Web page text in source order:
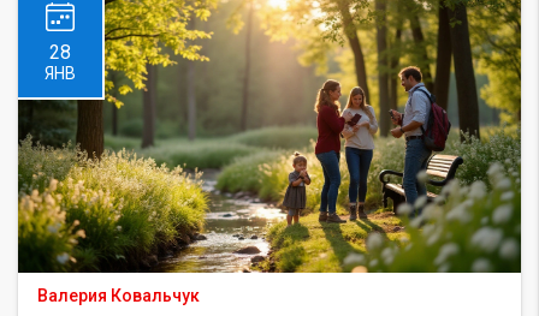
28
ЯНВ
Валерия Ковальчук